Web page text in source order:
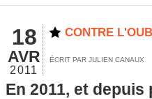
18
AVR
2011
CONTRE
ÉCRIT PAR JULIEN CANAUX
En 2011, et